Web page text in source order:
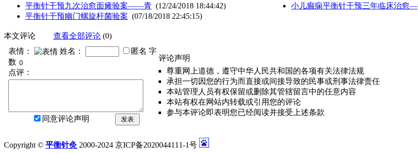
平衡针干预九次治愈面瘫验案——青 (12/24/2018 18:44:42)
平衡针干预幽门螺旋杆菌验案 (07/18/2018 22:45:15)
小儿癫痫平衡针干预三年临床治愈—
本文评论 查看全部评论 (0)
表情：
姓名： 匿名 字
数
点评：
同意评论声明 发表
评论声明
尊重网上道德，遵守中华人民共和国的各项有关法律法规
承担一切因您的行为而直接或间接导致的民事或刑事法律责任
本站管理人员有权保留或删除其管辖留言中的任意内容
本站有权在网站内转载或引用您的评论
参与本评论即表明您已经阅读并接受上述条款
Copyright © 平衡针灸 2000-2024 京ICP备2020044111-1号